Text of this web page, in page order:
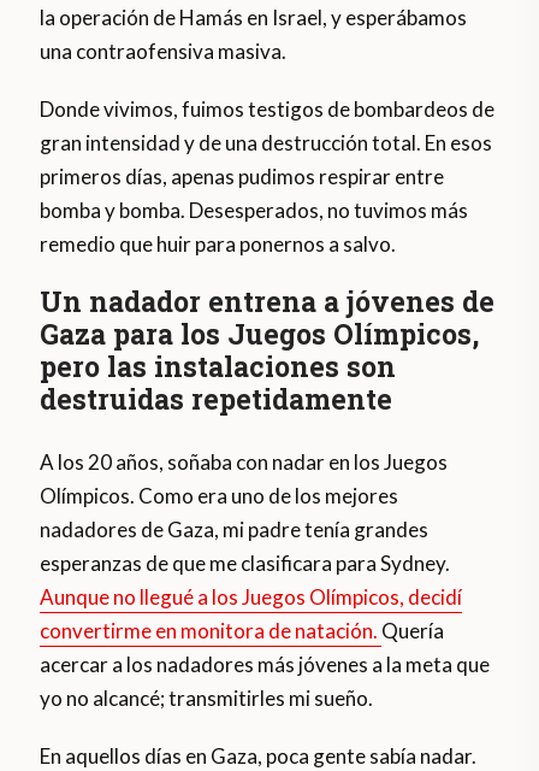
la operación de Hamás en Israel, y esperábamos
una contraofensiva masiva.
Donde vivimos, fuimos testigos de bombardeos de
gran intensidad y de una destrucción total. En esos
primeros días, apenas pudimos respirar entre
bomba y bomba. Desesperados, no tuvimos más
remedio que huir para ponernos a salvo.
Un nadador entrena a jóvenes de
Gaza para los Juegos Olímpicos,
pero las instalaciones son
destruidas repetidamente
A los 20 años, soñaba con nadar en los Juegos
Olímpicos. Como era uno de los mejores
nadadores de Gaza, mi padre tenía grandes
esperanzas de que me clasificara para Sydney.
Aunque no llegué a los Juegos Olímpicos, decidí
convertirme en monitora de natación. Quería
acercar a los nadadores más jóvenes a la meta que
yo no alcancé; transmitirles mi sueño.
En aquellos días en Gaza, poca gente sabía nadar.